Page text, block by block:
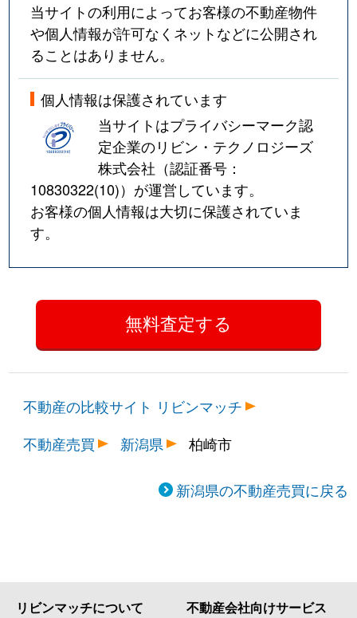
当サイトの利用によってお客様の不動産物件
や個人情報が許可なくネットなどに公開され
ることはありません。
個人情報は保護されています
当サイトはプライバシーマーク認
定企業のリビン・テクノロジーズ
株式会社（認証番号：
10830322(10)）が運営しています。
お客様の個人情報は大切に保護されていま
す。
不動産の比較サイト リビンマッチ
不動産売買
新潟県 柏崎市
新潟県の不動産売買に戻る
リビンマッチについて 不動産会社向けサービス